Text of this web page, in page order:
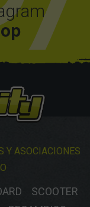
Y ASOCIACIONES
SCOOTER